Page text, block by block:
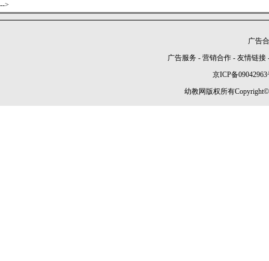
-->
广告
广告服务 - 营销合作 - 友情链接
京ICP备09042963
幼教网版权所有